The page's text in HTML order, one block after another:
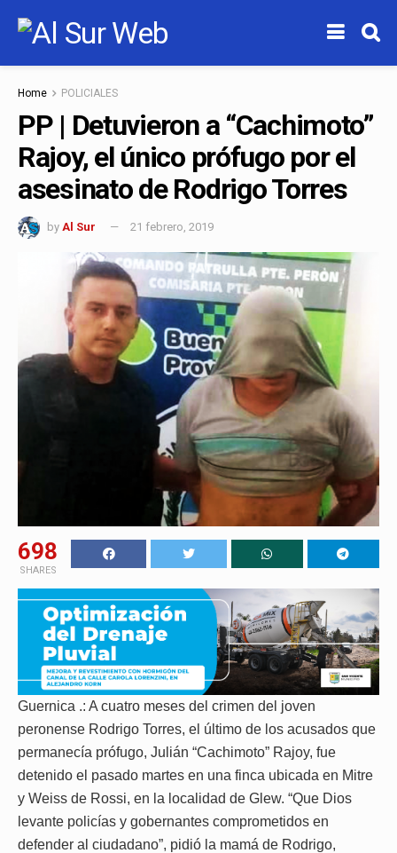
Home POLICIALES
PP | Detuvieron a “Cachimoto”
Rajoy, el único prófugo por el
asesinato de Rodrigo Torres
by Al Sur 21 febrero, 2019
698
SHARES
Guernica .: A cuatro meses del crimen del joven
peronense Rodrigo Torres, el último de los acusados que
permanecía prófugo, Julián “Cachimoto” Rajoy, fue
detenido el pasado martes en una finca ubicada en Mitre
y Weiss de Rossi, en la localidad de Glew. “Que Dios
levante policías y gobernantes comprometidos en
defender al ciudadano”, pidió la mamá de Rodrigo,